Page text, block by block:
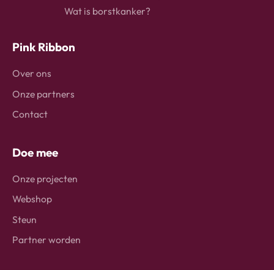
Wat is borstkanker?
Pink Ribbon
Over ons
Onze partners
Contact
Doe mee
Onze projecten
Webshop
Steun
Partner worden